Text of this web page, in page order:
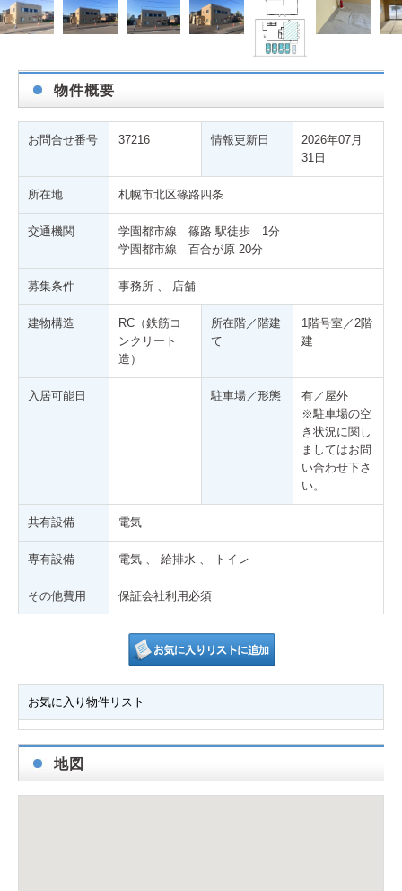
物件概要
お問合せ番号 37216 情報更新日
2026年07月
31日
所在地 札幌市北区篠路四条
交通機関
学園都市線 篠路 駅徒歩 1分
学園都市線 百合が原 20分
募集条件 事務所 、 店舗
建物構造
RC（鉄筋コ
ンクリート
造）
所在階／階建
て
1階号室／2階
建
入居可能日 駐車場／形態
有／屋外
※駐車場の空
き状況に関し
ましてはお問
い合わせ下さ
い。
共有設備 電気
専有設備 電気 、 給排水 、 トイレ
その他費用 保証会社利用必須
お気に入り物件リスト
地図